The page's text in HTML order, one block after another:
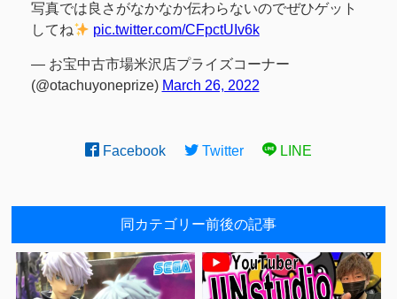
写真では良さがなかなか伝わらないのでぜひゲット
してね
pic.twitter.com/CFpctUIv6k
— お宝中古市場米沢店プライズコーナー
(@otachuyoneprize) March 26, 2022
Facebook Twitter LINE
同カテゴリー前後の記事